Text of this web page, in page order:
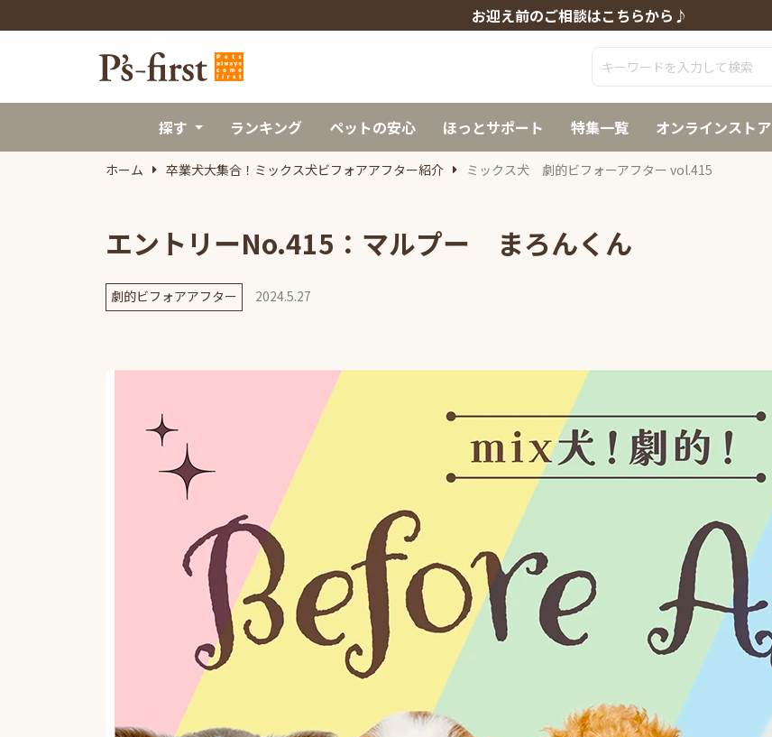
お迎え前のご相談はこちらから♪
探す ランキング ペットの安心 ほっとサポート 特集一覧 オンラインストア
ホーム 卒業犬大集合！ミックス犬ビフォアアフター紹介 ミックス犬 劇的ビフォーアフター vol.415
エントリーNo.415：マルプー まろんくん
劇的ビフォアアフター 2024.5.27